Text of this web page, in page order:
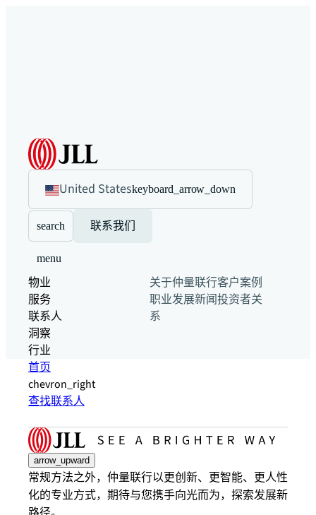
United Stateskeyboard_arrow_down
search 联系我们
menu
物业
服务
联系人
洞察
行业
关于仲量联行客户案例
职业发展新闻投资者关
系
首页
chevron_right
查找联系人
arrow_upward
常规方法之外，仲量联行以更创新、更智能、更人性
化的专业方式，期待与您携手向光而为，探索发展新